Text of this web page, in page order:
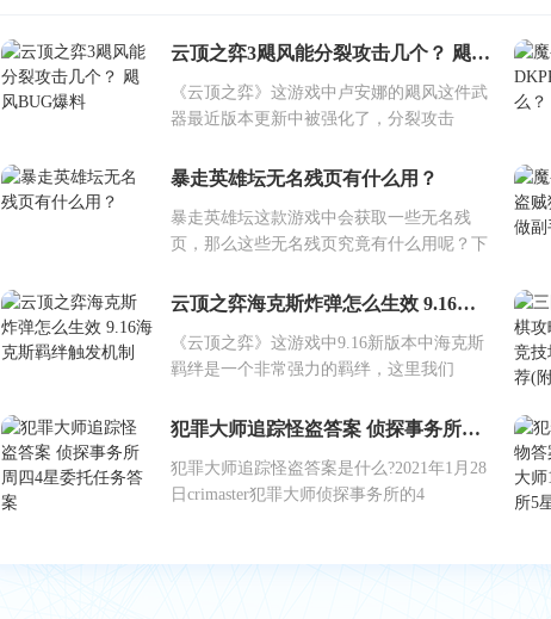
云顶之弈3飓风能分裂攻击几个？ 飓风BUG爆料
《云顶之弈》这游戏中卢安娜的飓风这件武
器最近版本更新中被强化了，分裂攻击
暴走英雄坛无名残页有什么用？
暴走英雄坛这款游戏中会获取一些无名残
页，那么这些无名残页究竟有什么用呢？下
云顶之弈海克斯炸弹怎么生效 9.16海克斯羁绊触发机制
《云顶之弈》这游戏中9.16新版本中海克斯
羁绊是一个非常强力的羁绊，这里我们
犯罪大师追踪怪盗答案 侦探事务所周四4星委托任务答案
犯罪大师追踪怪盗答案是什么?2021年1月28
日crimaster犯罪大师侦探事务所的4